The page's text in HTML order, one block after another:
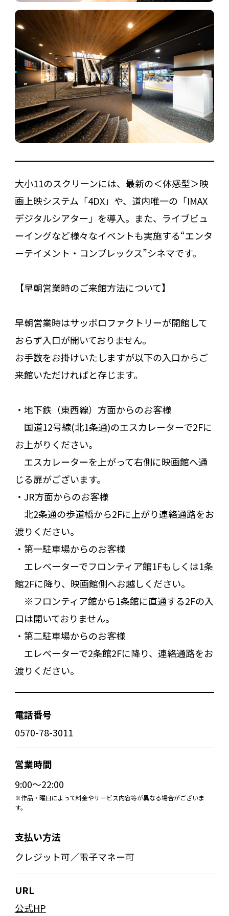
大小11のスクリーンには、最新の＜体感型＞映
画上映システム「4DX」や、道内唯一の「IMAX
デジタルシアター」を導入。また、ライブビュ
ーイングなど様々なイベントも実施する“エンタ
ーテイメント・コンプレックス”シネマです。
【早朝営業時のご来館方法について】
早朝営業時はサッポロファクトリーが開館して
おらず入口が開いておりません。
お手数をお掛けいたしますが以下の入口からご
来館いただければと存じます。
・地下鉄（東西線）方面からのお客様
国道12号線(北1条通)のエスカレーターで2Fに
お上がりください。
エスカレーターを上がって右側に映画館へ通
じる扉がございます。
・JR方面からのお客様
北2条通の歩道橋から2Fに上がり連絡通路をお
渡りください。
・第一駐車場からのお客様
エレベーターでフロンティア館1Fもしくは1条
館2Fに降り、映画館側へお越しください。
※フロンティア館から1条館に直通する2Fの入
口は開いておりません。
・第二駐車場からのお客様
エレベーターで2条館2Fに降り、連絡通路をお
渡りください。
電話番号
0570-78-3011
営業時間
9:00～22:00
※作品・曜日によって料金やサービス内容等が異なる場合がございま
す。
支払い方法
クレジット可／電子マネー可
URL
公式HP